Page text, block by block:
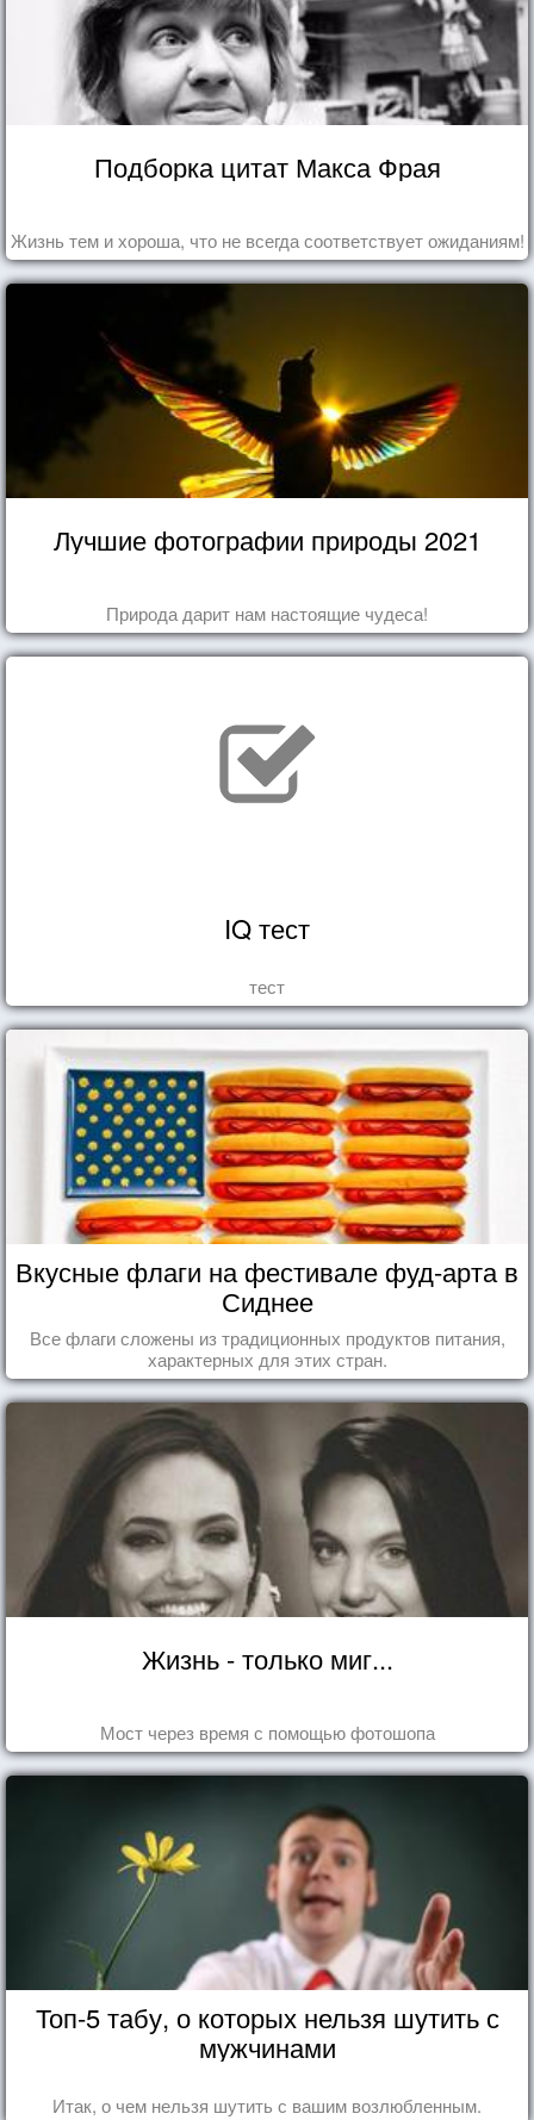
Подборка цитат Макса Фрая
Жизнь тем и хороша, что не всегда соответствует ожиданиям!
Лучшие фотографии природы 2021
Природа дарит нам настоящие чудеса!
IQ тест
тест
Вкусные флаги на фестивале фуд-арта в
Сиднее
Все флаги сложены из традиционных продуктов питания,
характерных для этих стран.
Жизнь - только миг...
Мост через время с помощью фотошопа
Топ-5 табу, о которых нельзя шутить с
мужчинами
Итак, о чем нельзя шутить с вашим возлюбленным.